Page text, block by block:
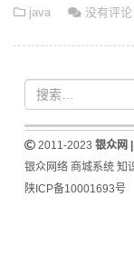
java 没有评论
2011-2023 银众网
银众网络 商城系统 知
陕ICP备10001693号